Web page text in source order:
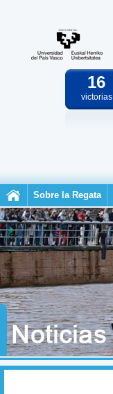
16
victorias
Sobre la Regata